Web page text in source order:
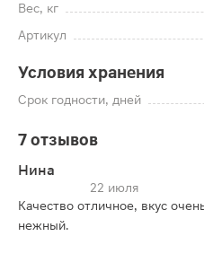
Вес, кг
Артикул
Условия хранения
Срок годности, дней
7 отзывов
Нина
22 июля
Качество отличное, вкус
нежный.